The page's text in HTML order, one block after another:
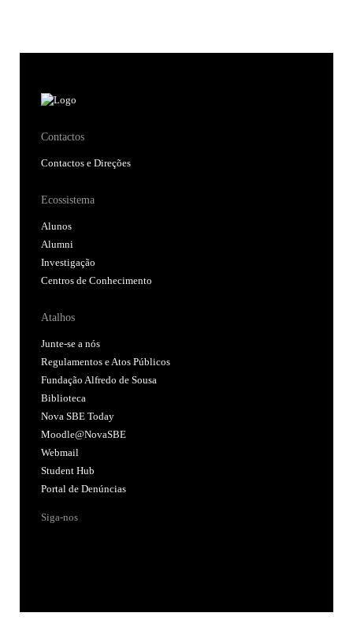
Contactos
Contactos e Direções
Ecossistema
Alunos
Alumni
Investigação
Centros de Conhecimento
Atalhos
Junte-se a nós
Regulamentos e Atos Públicos
Fundação Alfredo de Sousa
Biblioteca
Nova SBE Today
Moodle@NovaSBE
Webmail
Student Hub
Portal de Denúncias
Siga-nos